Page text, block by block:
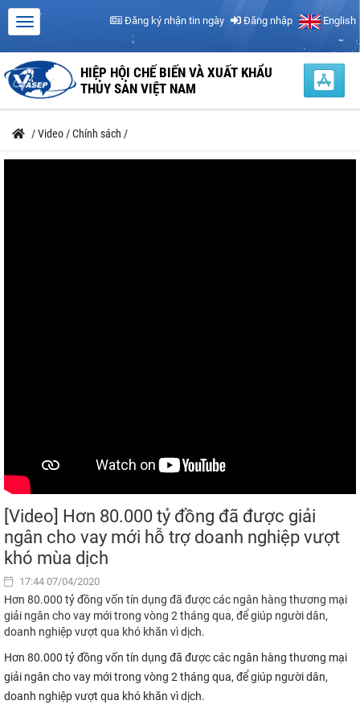
Đăng ký nhận tin ngày Đăng nhập English
HIỆP HỘI CHẾ BIẾN VÀ XUẤT KHẨU
THỦY SẢN VIỆT NAM
/Video /Chính sách /
[Video] Hơn 80.000 tỷ đồng đã được giải
ngân cho vay mới hỗ trợ doanh nghiệp vượt
khó mùa dịch
17:44 07/04/2020
Hơn 80.000 tỷ đồng vốn tín dụng đã được các ngân hàng thương mại
giải ngân cho vay mới trong vòng 2 tháng qua, để giúp người dân,
doanh nghiệp vượt qua khó khăn vì dịch.
Hơn 80.000 tỷ đồng vốn tín dụng đã được các ngân hàng thương mại
giải ngân cho vay mới trong vòng 2 tháng qua, để giúp người dân,
doanh nghiệp vượt qua khó khăn vì dịch.